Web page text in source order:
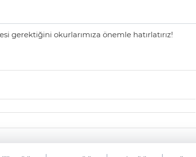
gerektiğini okurlarımıza önemle hatırlatırız!